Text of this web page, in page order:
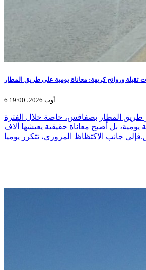
6 أوت 2026، 19:00
طريق المطار بصفاقس، خاصة خلال الفترة
يومية، بل أصبح معاناة حقيقية يعيشها آلاف